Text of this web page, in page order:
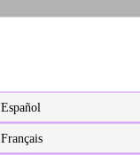
Español
Français